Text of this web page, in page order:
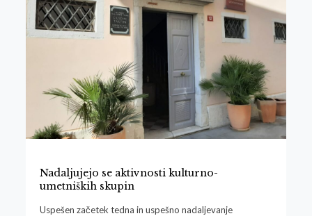
Nadaljujejo se aktivnosti kulturno-
umetniških skupin
Uspešen začetek tedna in uspešno nadaljevanje